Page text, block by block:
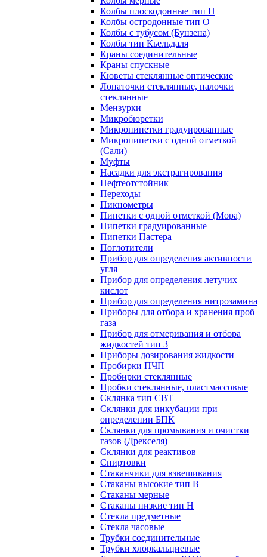
Колбы плоскодонные тип П
Колбы остродонные тип О
Колбы с тубусом (Бунзена)
Колбы тип Кьельдаля
Краны соединительные
Краны спускные
Кюветы стеклянные оптические
Лопаточки стеклянные, палочки
стеклянные
Мензурки
Микробюретки
Микропипетки градуированные
Микропипетки с одной отметкой
(Сали)
Муфты
Насадки для экстрагирования
Нефтеотстойник
Переходы
Пикнометры
Пипетки с одной отметкой (Мора)
Пипетки градуированные
Пипетки Пастера
Поглотители
Прибор для определения активности
угля
Прибор для определения летучих
кислот
Прибор для определения нитрозамина
Приборы для отбора и хранения проб
газа
Прибор для отмеривания и отбора
жидкостей тип 3
Приборы дозирования жидкости
Пробирки ПЧП
Пробирки стеклянные
Пробки стеклянные, пластмассовые
Склянка тип СВТ
Склянки для инкубации при
определении БПК
Склянки для промывания и очистки
газов (Дрекселя)
Склянки для реактивов
Спиртовки
Стаканчики для взвешивания
Стаканы высокие тип В
Стаканы мерные
Стаканы низкие тип Н
Стекла предметные
Стекла часовые
Трубки соединительные
Трубки хлоркальциевые